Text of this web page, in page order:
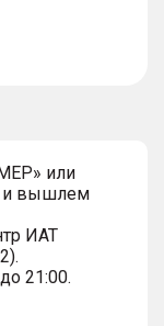
или
и вышлем
ИАТ
21:00.